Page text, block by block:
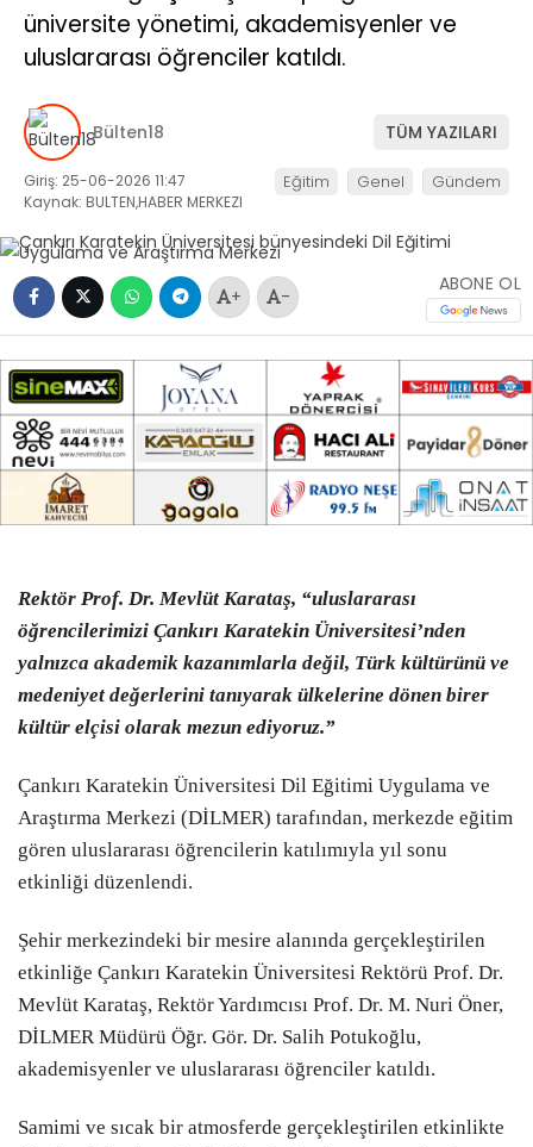
üniversite yönetimi, akademisyenler ve
uluslararası öğrenciler katıldı.
Bülten18 TÜM YAZILARI
Giriş: 25-06-2026 11:47
Kaynak: BULTEN,HABER MERKEZI
Eğitim Genel Gündem
+ -
ABONE OL
Rektör Prof. Dr. Mevlüt Karataş, “uluslararası
öğrencilerimizi Çankırı Karatekin Üniversitesi’nden
yalnızca akademik kazanımlarla değil, Türk kültürünü ve
medeniyet değerlerini tanıyarak ülkelerine dönen birer
kültür elçisi olarak mezun ediyoruz.”
Çankırı Karatekin Üniversitesi Dil Eğitimi Uygulama ve
Araştırma Merkezi (DİLMER) tarafından, merkezde eğitim
gören uluslararası öğrencilerin katılımıyla yıl sonu
etkinliği düzenlendi.
Şehir merkezindeki bir mesire alanında gerçekleştirilen
etkinliğe Çankırı Karatekin Üniversitesi Rektörü Prof. Dr.
Mevlüt Karataş, Rektör Yardımcısı Prof. Dr. M. Nuri Öner,
DİLMER Müdürü Öğr. Gör. Dr. Salih Potukoğlu,
akademisyenler ve uluslararası öğrenciler katıldı.
Samimi ve sıcak bir atmosferde gerçekleştirilen etkinlikte